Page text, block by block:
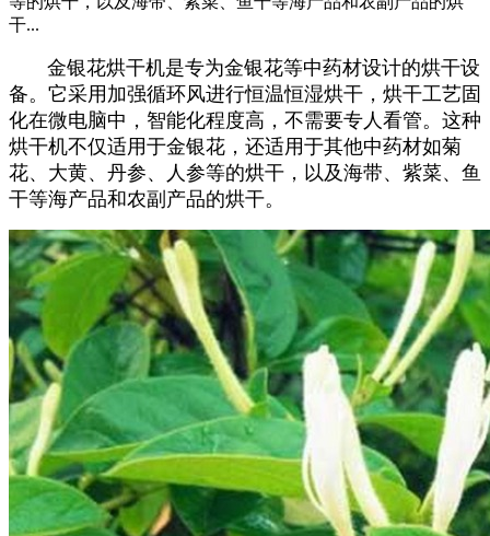
干...
金银花烘干机是专为金银花等中药材设计的烘干设
备。它采用加强循环风进行恒温恒湿烘干，烘干工艺固
化在微电脑中，智能化程度高，不需要专人看管。这种
烘干机不仅适用于金银花，还适用于其他中药材如菊
花、大黄、丹参、人参等的烘干，以及海带、紫菜、鱼
干等海产品和农副产品的烘干。